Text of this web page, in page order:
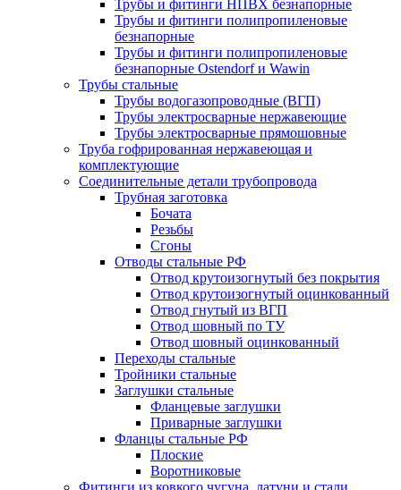
Трубы и фитинги НПВХ безнапорные
Трубы и фитинги полипропиленовые
безнапорные
Трубы и фитинги полипропиленовые
безнапорные Ostendorf и Wawin
Трубы стальные
Трубы водогазопроводные (ВГП)
Трубы электросварные нержавеющие
Трубы электросварные прямошовные
Труба гофрированная нержавеющая и
комплектующие
Соединительные детали трубопровода
Трубная заготовка
Бочата
Резьбы
Сгоны
Отводы стальные РФ
Отвод крутоизогнутый без покрытия
Отвод крутоизогнутый оцинкованный
Отвод гнутый из ВГП
Отвод шовный по ТУ
Отвод шовный оцинкованный
Переходы стальные
Тройники стальные
Заглушки стальные
Фланцевые заглушки
Приварные заглушки
Фланцы стальные РФ
Плоские
Воротниковые
Фитинги из ковкого чугуна, латуни и стали